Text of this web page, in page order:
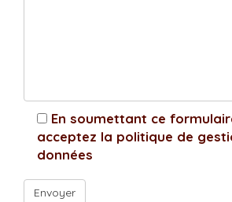
En soumettant ce
acceptez la politique de
données